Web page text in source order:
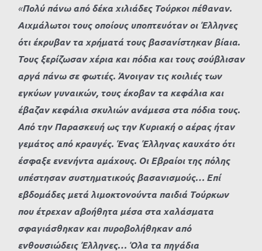
«Πολύ πάνω από δέκαχιλιάδες Τούρκοι πέθαναν.
Αιχμάλωτοι τους οποίους υποπτευόταν οι Έλληνες
ότι έκρυβαν τα χρήματά τους βασανίστηκαν βίαια.
Τους ξερίζωσαν χέρια και πόδια και τους σούβλισαν
αργά πάνω σε φωτιές. Άνοιγαν τις κοιλιές των
εγκύων γυναικών, τους έκοβαν τα κεφάλια και
έβαζαν κεφάλια σκυλιών ανάμεσα στα πόδια τους.
Από την Παρασκευή ως την Κυριακή ο αέρας ήταν
γεμάτος από κραυγές. Ένας Έλληνας καυχάτο ότι
έσφαξε ενενήντα αμάχους. Οι Εβραίοι της πόλης
υπέστησαν συστηματικούς βασανισμούς… Επί
εβδομάδες μετά λιμοκτονούντα παιδιά Τούρκων
που έτρεχαν αβοήθητα μέσα στα χαλάσματα
σφαγιάσθηκαν και πυροβολήθηκαν από
ενθουσιώδεις Έλληνες… Όλα τα πηγάδια